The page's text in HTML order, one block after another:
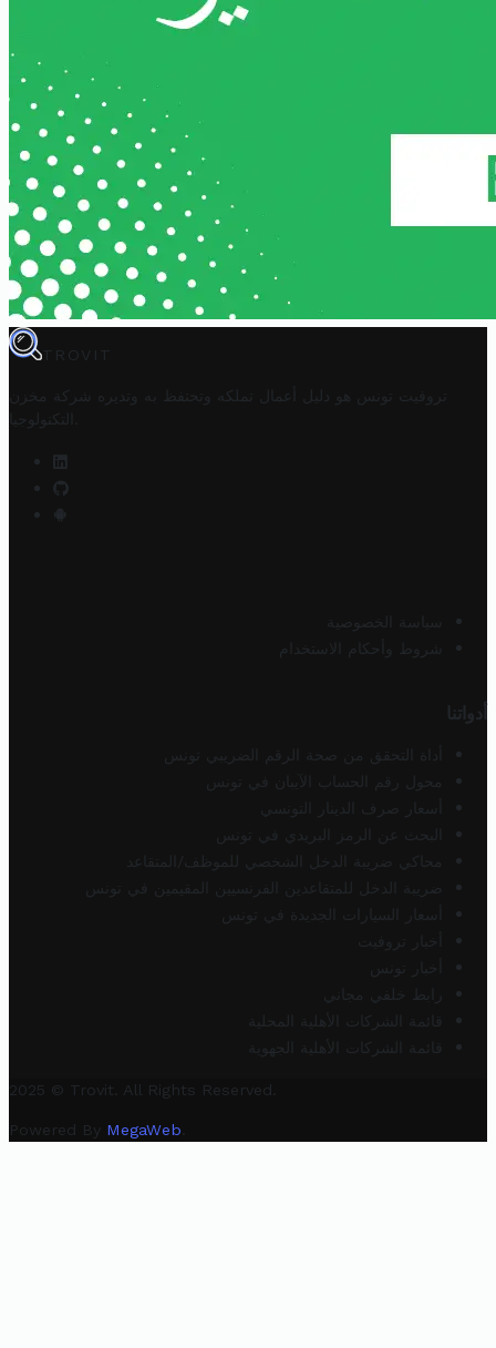
TROVIT
تروفيت تونس هو دليل أعمال تملكه وتحتفظ به وتديره
شركة مخزن
التكنولوجيا
سياسة الخصوصية
شروط وأحكام الاستخدام
أدواتنا
أداة التحقق من صحة الرقم الضريبي تونس
محول رقم الحساب الآيبان في تونس
أسعار صرف الدينار التونسي
البحث عن الرمز البريدي في تونس
محاكي ضريبة الدخل الشخصي للموظف/المتقاعد
ضريبة الدخل للمتقاعدين الفرنسيين المقيمين في تونس
أسعار السيارات الجديدة في تونس
أخبار تروفيت
أخبار تونس
رابط خلفي مجاني
قائمة الشركات الأهلية المحلية
قائمة الشركات الأهلية الجهوية
2025 © Trovit. All Rights Reserved.
Powered By MegaWeb